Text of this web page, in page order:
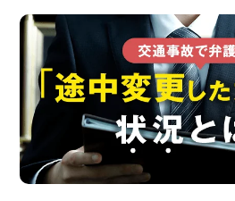
離婚問題
交通事故
遺産相続
労働問題
掲載をご検討の弁護士の方へ